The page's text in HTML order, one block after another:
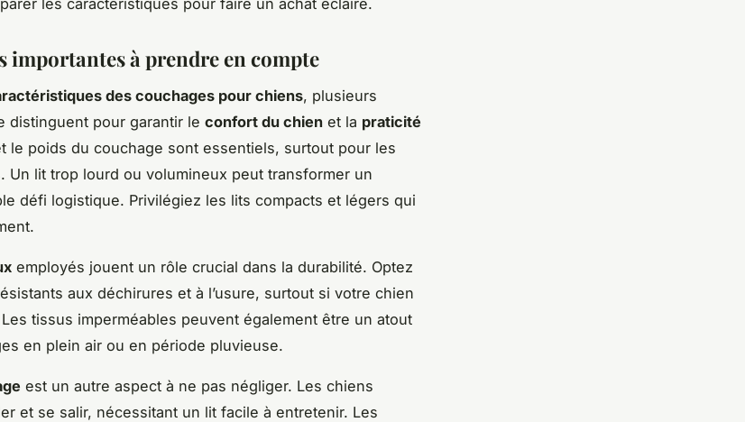
les caractéristiques pour faire un achat éclairé.
importantes à prendre en compte
des couchages pour chiens, plusieurs
distinguent pour garantir le confort du chien et la praticité
le poids du couchage sont essentiels, surtout pour les
Un lit trop lourd ou volumineux peut transformer un
défi logistique. Privilégiez les lits compacts et légers qui
employés jouent un rôle crucial dans la durabilité. Optez
aux déchirures et à l’usure, surtout si votre chien
tissus imperméables peuvent également être un atout
en plein air ou en période pluvieuse.
est un autre aspect à ne pas négliger. Les chiens
et se salir, nécessitant un lit facile à entretenir. Les